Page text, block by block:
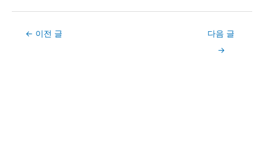
Post← 이전 글
다음 글
→